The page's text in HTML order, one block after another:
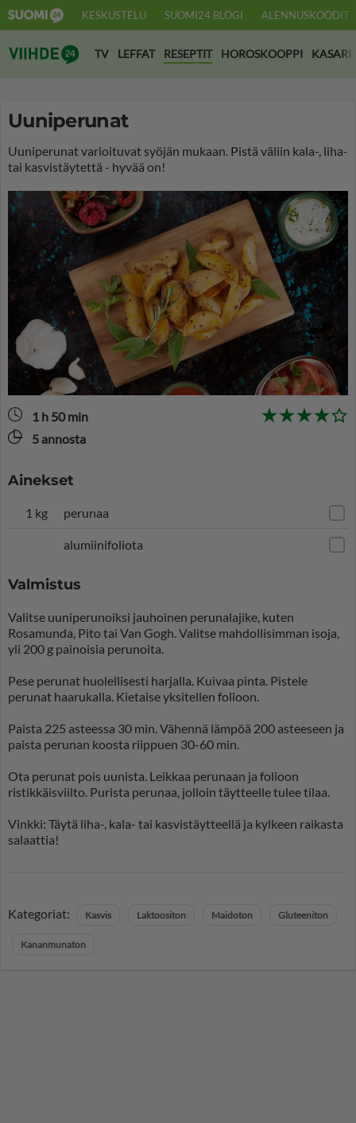
KESKUSTELU SUOMI24 BLOGI ALENNUSKOODIT
Suomi24 Viihde
TV LEFFAT RESEPTIT HOROSKOOPPI KASARI
Uuniperunat
Uuniperunat varioituvat syöjän mukaan. Pistä väliin kala-, liha-
tai kasvistäytettä - hyvää on!
1 h 50 min
5 annosta
Ainekset
1 kg perunaa
alumiinifoliota
Valmistus
Valitse uuniperunoiksi jauhoinen perunalajike, kuten
Rosamunda, Pito tai Van Gogh. Valitse mahdollisimman isoja,
yli 200 g painoisia perunoita.
Pese perunat huolellisesti harjalla. Kuivaa pinta. Pistele
perunat haarukalla. Kietaise yksitellen folioon.
Paista 225 asteessa 30 min. Vähennä lämpöä 200 asteeseen ja
paista perunan koosta riippuen 30-60 min.
Ota perunat pois uunista. Leikkaa perunaan ja folioon
ristikkäisviilto. Purista perunaa, jolloin täytteelle tulee tilaa.
Vinkki: Täytä liha-, kala- tai kasvistäytteellä ja kylkeen raikasta
salaattia!
Kategoriat: Kasvis Laktoositon Maidoton Gluteeniton
Kananmunaton